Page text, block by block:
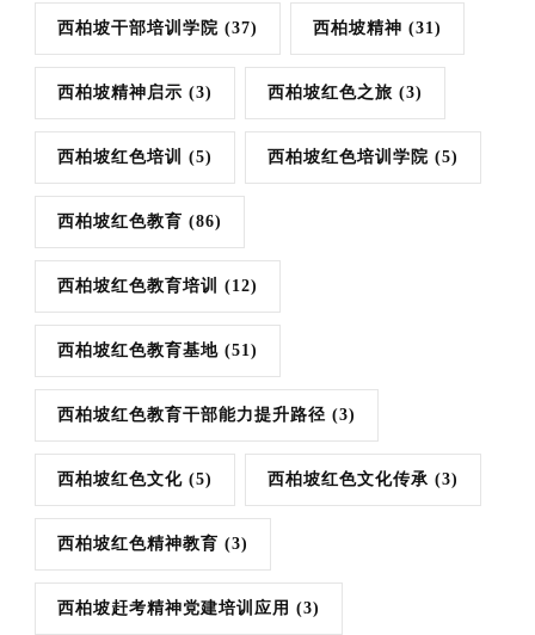
西柏坡干部培训学院 (37) 西柏坡精神 (31)
西柏坡精神启示 (3) 西柏坡红色之旅 (3)
西柏坡红色培训 (5) 西柏坡红色培训学院 (5)
西柏坡红色教育 (86)
西柏坡红色教育培训 (12)
西柏坡红色教育基地 (51)
西柏坡红色教育干部能力提升路径 (3)
西柏坡红色文化 (5) 西柏坡红色文化传承 (3)
西柏坡红色精神教育 (3)
西柏坡赶考精神党建培训应用 (3)